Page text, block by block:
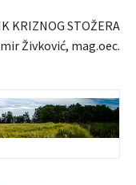
KRIZNOG STOŽERA
Živković, mag.oec.